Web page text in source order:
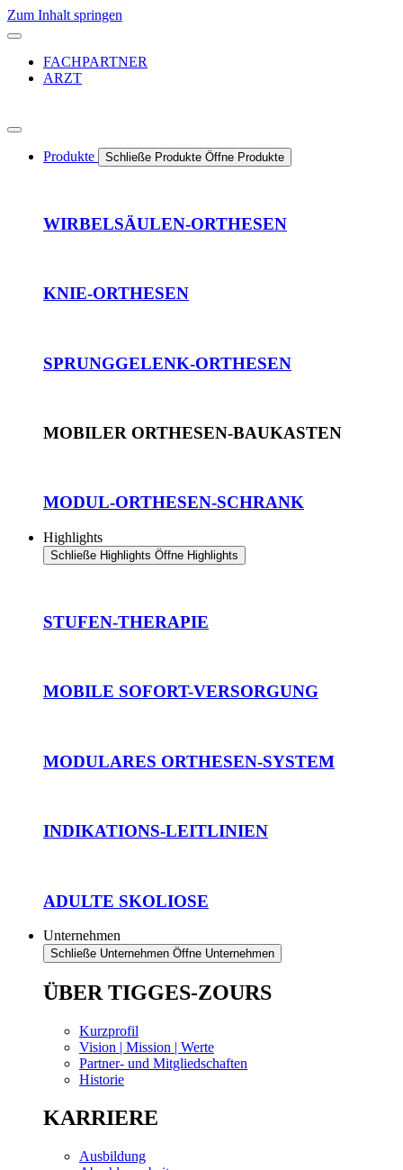
Zum Inhalt springen
FACHPARTNER
ARZT
Produkte Schließe Produkte Öffne Produkte
WIRBELSÄULEN-ORTHESEN
KNIE-ORTHESEN
SPRUNGGELENK-ORTHESEN
MOBILER ORTHESEN-BAUKASTEN
MODUL-ORTHESEN-SCHRANK
Highlights
Schließe Highlights Öffne Highlights
STUFEN-THERAPIE
MOBILE SOFORT-VERSORGUNG
MODULARES ORTHESEN-SYSTEM
INDIKATIONS-LEITLINIEN
ADULTE SKOLIOSE
Unternehmen
Schließe Unternehmen Öffne Unternehmen
ÜBER TIGGES-ZOURS
Kurzprofil
Vision | Mission | Werte
Partner- und Mitgliedschaften
Historie
KARRIERE
Ausbildung